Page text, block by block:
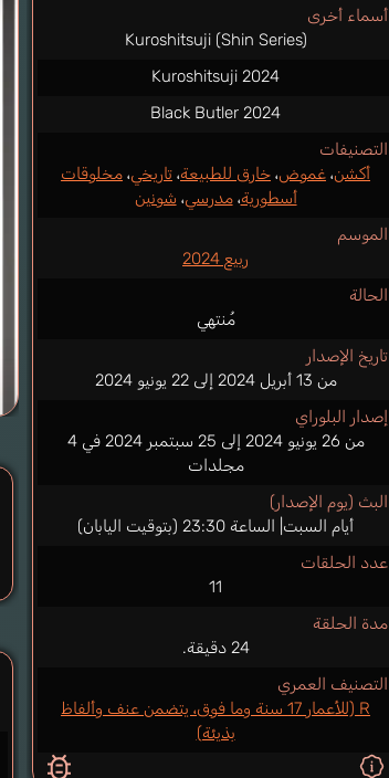
أسماء أخرى
Kuroshitsuji (Shin Series)
Kuroshitsuji 2024
Black Butler 2024
التصنيفات
أكشن، غموض، خارق للطبيعة، تاريخي، مخلوقات
أسطورية،مدرسي، شونين
الموسم
ربيع 2024
الحالة
مُنتهي
تاريخ الإصدار
من 13 أبريل 2024 إلى 22 يونيو 2024
إصدار البلوراي
من 26 يونيو 2024 إلى 25 سبتمبر 2024 في 4
مجلدات
البث (يوم الإصدار)
أيام السبت| الساعة 23:30 (بتوقيت اليابان)
عدد الحلقات
11
مدة الحلقة
24 دقيقة.
التصنيف العمري
R (للأعمار 17 سنة وما فوق، يتضمن عنف وألفاظ
بذيئة)